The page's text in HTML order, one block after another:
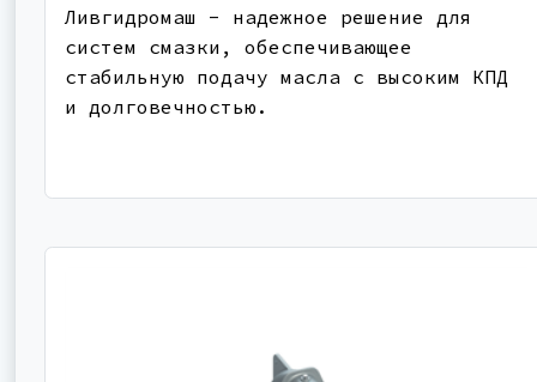
Ливгидромаш - надежное решение для
систем смазки, обеспечивающее
стабильную подачу масла с высоким КПД
и долговечностью.